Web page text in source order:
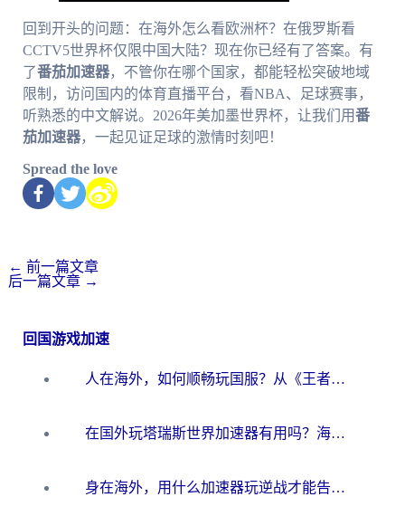
回到开头的问题：在海外怎么看欧洲杯？在俄罗斯看
CCTV5世界杯仅限中国大陆？现在你已经有了答案。有
了番茄加速器，不管你在哪个国家，都能轻松突破地域
限制，访问国内的体育直播平台，看NBA、足球赛事，
听熟悉的中文解说。2026年美加墨世界杯，让我们用番
茄加速器，一起见证足球的激情时刻吧！
Spread the love
← 前一篇文章
后一篇文章 →
回国游戏加速
人在海外，如何顺畅玩国服？从《王者荣耀》到《云图计划》的加速器终极指南
在国外玩塔瑞斯世界加速器有用吗？海外玩家亲测后的真实答案
身在海外，用什么加速器玩逆战才能告别延迟？